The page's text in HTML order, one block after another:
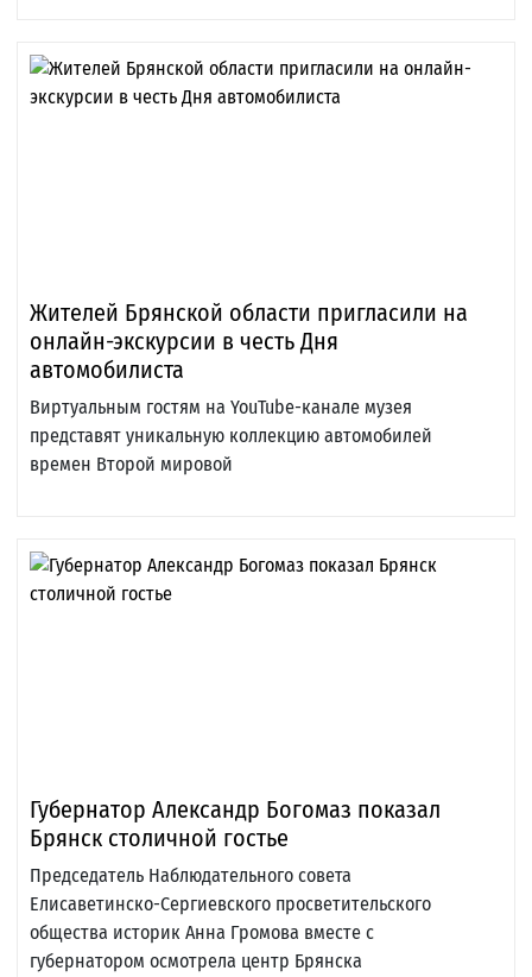
Жителей Брянской области пригласили на
онлайн-экскурсии в честь Дня
автомобилиста
Виртуальным гостям на YouTube-канале музея
представят уникальную коллекцию автомобилей
времен Второй мировой
Губернатор Александр Богомаз показал
Брянск столичной гостье
Председатель Наблюдательного совета
Елисаветинско-Сергиевского просветительского
общества историк Анна Громова вместе с
губернатором осмотрела центр Брянска